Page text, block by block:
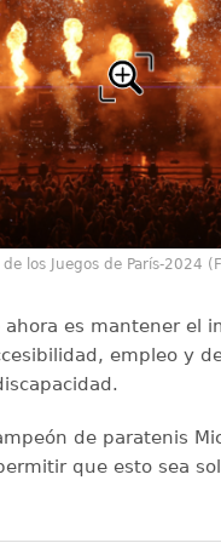
los Juegos de París-2024
ahora es mantener el
empleo y
de paratenis
que esto sea